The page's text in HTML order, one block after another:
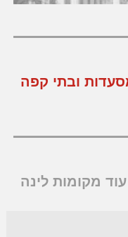
ובתי קפה
מקומות לינה